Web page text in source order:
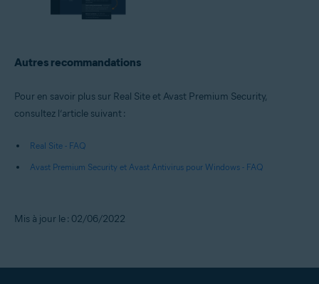
Autres recommandations
Pour en savoir plus sur Real Site et Avast Premium Security,
consultez l’article suivant :
Real Site - FAQ
Avast Premium Security et Avast Antivirus pour Windows - FAQ
Mis à jour le : 02/06/2022